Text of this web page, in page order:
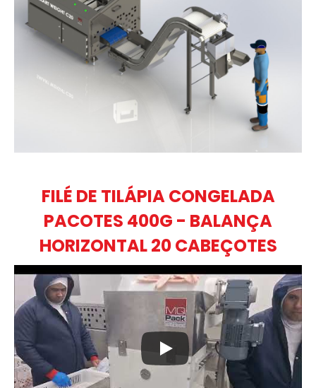
FILÉ DE TILÁPIA CONGELADA
PACOTES 400G - BALANÇA
HORIZONTAL 20 CABEÇOTES